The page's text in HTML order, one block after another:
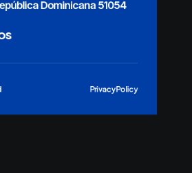
Dominicana 51054
Privacy Policy